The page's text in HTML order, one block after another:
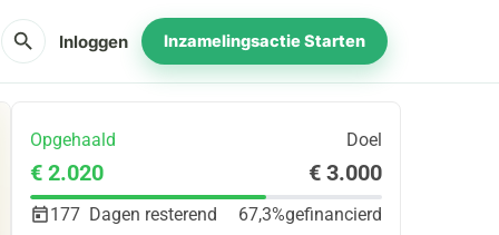
search Inloggen Inzamelingsactie Starten
Opgehaald Doel
€ 2.020 € 3.000
177 Dagen resterend 67,3%gefinancierd